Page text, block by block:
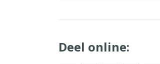
Deel online: